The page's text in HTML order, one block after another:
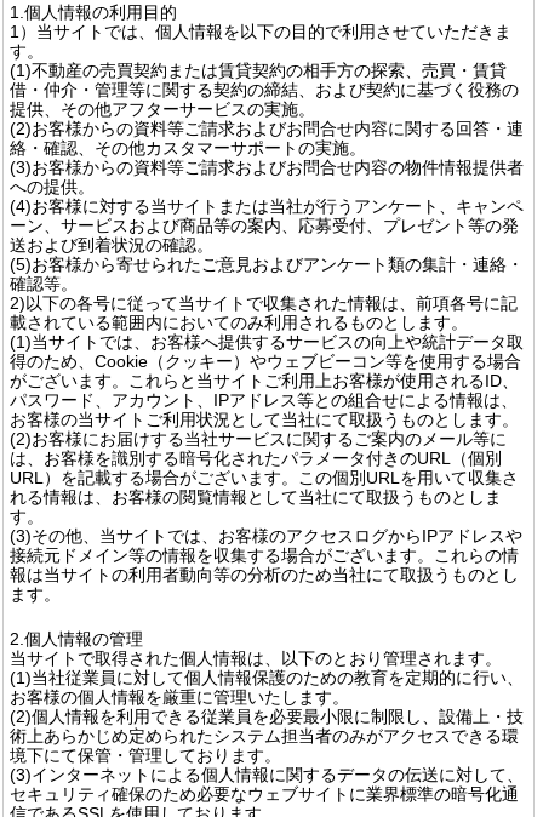
1.個人情報の利用目的
1）当サイトでは、個人情報を以下の目的で利用させていただきま
す。
(1)不動産の売買契約または賃貸契約の相手方の探索、売買・賃貸
借・仲介・管理等に関する契約の締結、および契約に基づく役務の
提供、その他アフターサービスの実施。
(2)お客様からの資料等ご請求およびお問合せ内容に関する回答・連
絡・確認、その他カスタマーサポートの実施。
(3)お客様からの資料等ご請求およびお問合せ内容の物件情報提供者
への提供。
(4)お客様に対する当サイトまたは当社が行うアンケート、キャンペ
ーン、サービスおよび商品等の案内、応募受付、プレゼント等の発
送および到着状況の確認。
(5)お客様から寄せられたご意見およびアンケート類の集計・連絡・
確認等。
2)以下の各号に従って当サイトで収集された情報は、前項各号に記
載されている範囲内においてのみ利用されるものとします。
(1)当サイトでは、お客様へ提供するサービスの向上や統計データ取
得のため、Cookie（クッキー）やウェブビーコン等を使用する場合
がございます。これらと当サイトご利用上お客様が使用されるID、
パスワード、アカウント、IPアドレス等との組合せによる情報は、
お客様の当サイトご利用状況として当社にて取扱うものとします。
(2)お客様にお届けする当社サービスに関するご案内のメール等に
は、お客様を識別する暗号化されたパラメータ付きのURL（個別
URL）を記載する場合がございます。この個別URLを用いて収集さ
れる情報は、お客様の閲覧情報として当社にて取扱うものとしま
す。
(3)その他、当サイトでは、お客様のアクセスログからIPアドレスや
接続元ドメイン等の情報を収集する場合がございます。これらの情
報は当サイトの利用者動向等の分析のため当社にて取扱うものとし
ます。
2.個人情報の管理
当サイトで取得された個人情報は、以下のとおり管理されます。
(1)当社従業員に対して個人情報保護のための教育を定期的に行い、
お客様の個人情報を厳重に管理いたします。
(2)個人情報を利用できる従業員を必要最小限に制限し、設備上・技
術上あらかじめ定められたシステム担当者のみがアクセスできる環
境下にて保管・管理しております。
(3)インターネットによる個人情報に関するデータの伝送に対して、
セキュリティ確保のため必要なウェブサイトに業界標準の暗号化通
信であるSSLを使用しております。